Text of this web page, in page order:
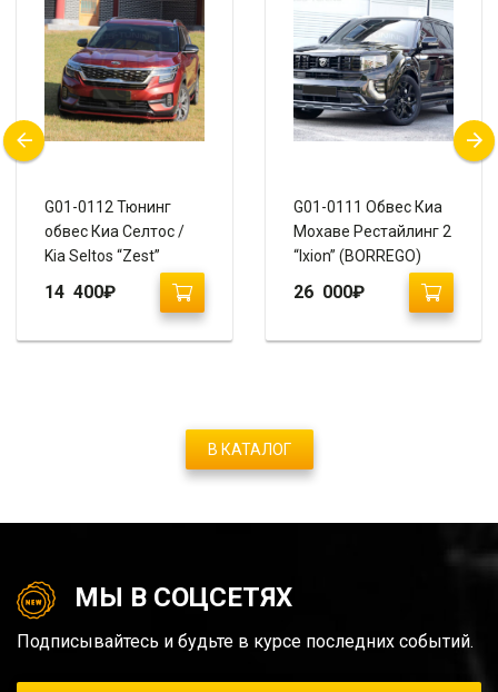
G01-0112 Тюнинг
обвес Киа Селтос /
Kia Seltos “Zest”
14 400₽
G01-0111 Обвес Киа
Мохаве Рестайлинг 2
“Ixion” (BORREGO)
26 000₽
В КАТАЛОГ
МЫ В СОЦСЕТЯХ
Подписывайтесь и будьте в курсе последних событий.